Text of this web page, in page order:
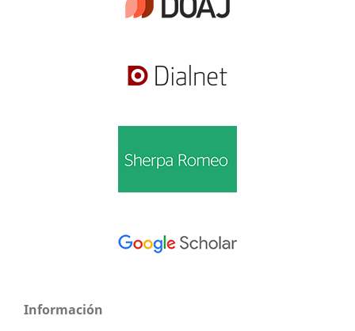
Información